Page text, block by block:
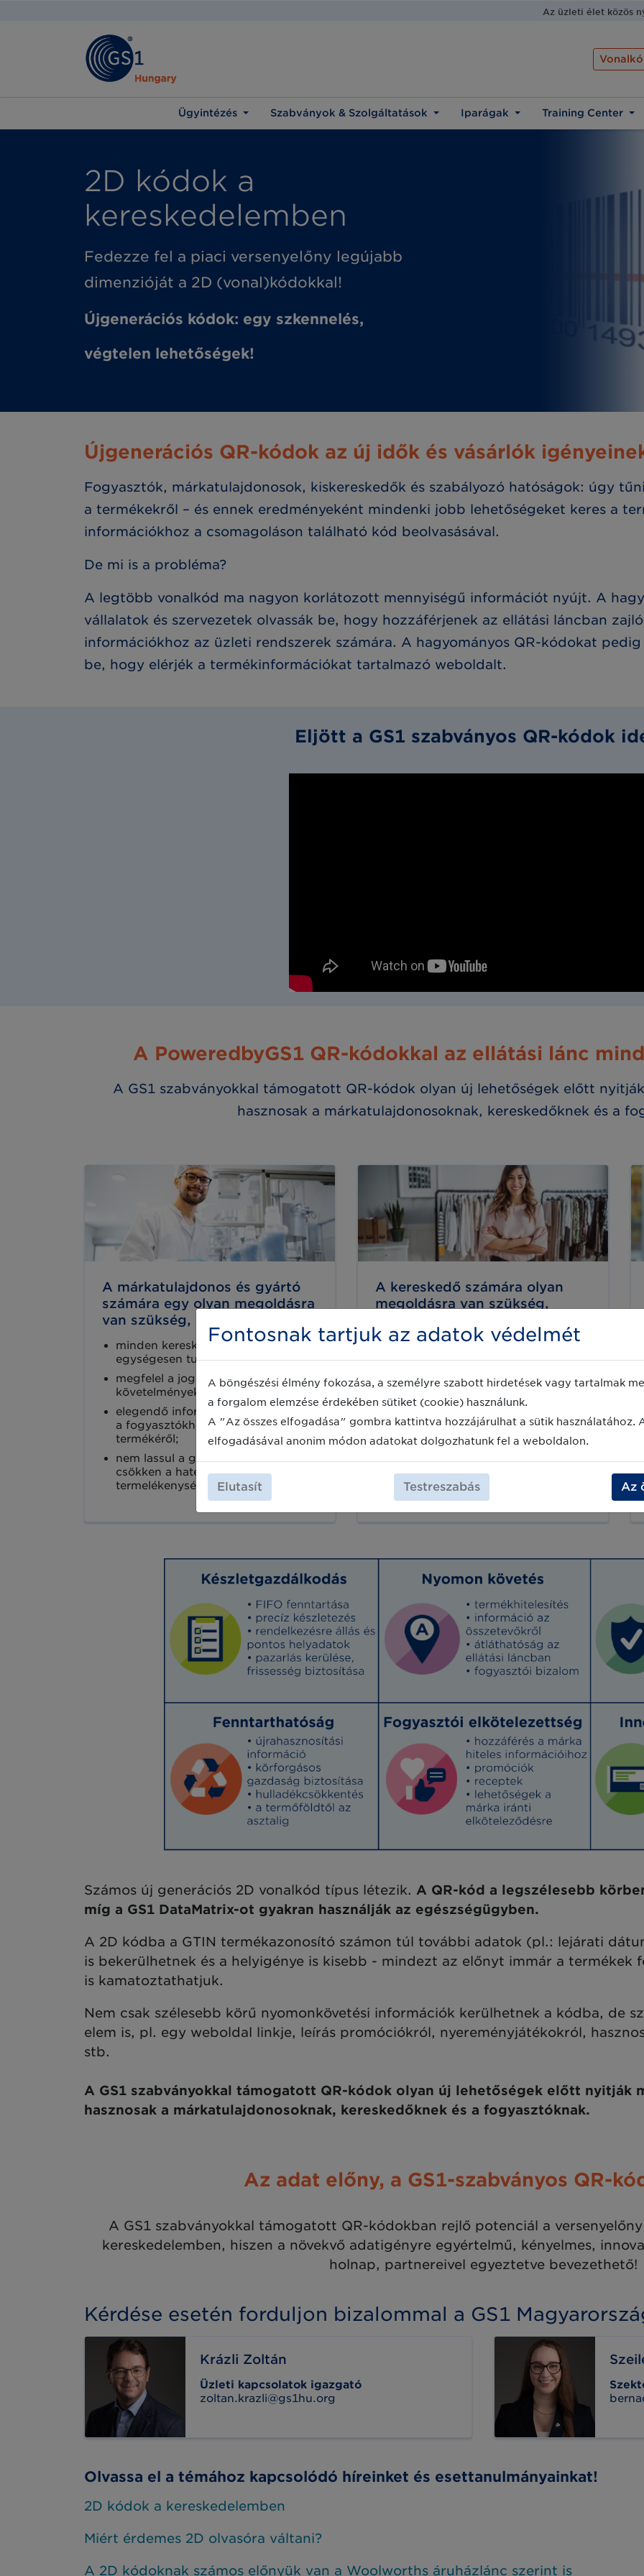
Az üzleti élet közös
Ügyintézés Szabványok & Szolgáltatások Iparágak Training Center
2D kódok a
kereskedelemben
Fedezze fel a piaci versenyelőny legújabb
dimenzióját a 2D (vonal)kódokkal!
Újgenerációs kódok: egy szkennelés,
végtelen lehetőségek!
Újgenerációs QR-kódok az új idők és vásárlók
Fogyasztók, márkatulajdonosok, kiskereskedők és szabályozó hatóságok: úgy
a termékekről – és ennek eredményeként mindenki jobb lehetőségeket keres a
információkhoz a csomagoláson található kód beolvasásával.
De mi is a probléma?
A legtöbb vonalkód ma nagyon korlátozott mennyiségű információt nyújt. A
vállalatok és szervezetek olvassák be, hogy hozzáférjenek az ellátási láncban
információkhoz az üzleti rendszerek számára. A hagyományos QR-kódokat
be, hogy elérjék a termékinformációkat tartalmazó weboldalt.
Eljött a GS1 szabványos QR-kódok
A PoweredbyGS1 QR-kódokkal az ellátási lánc
A GS1 szabványokkal támogatott QR-kódok olyan új lehetőségek előtt
hasznosak a márkatulajdonosoknak, kereskedőknek és a
A márkatulajdonos és gyártó
számára egy olyan megoldásra
van szükség, amivel:
minden kereskedelmi partnere felé
egységesen tud szállítani;
megfelel a jogszabályi
követelményeknek;
elegendő információt tud eljuttatni
a fogyasztókhoz a márkájáról és a
termékéről;
nem lassul a gyártási folyamat, nem
csökken a hatékonyság és a
termelékenység.
A kereskedő számára olyan
megoldásra van szükség,
minden beszállítójától egységesen
azonosított termékeket fogadhat;
fenntartja a gyors és sikeres
szkenneléseket a raktárban és a
pénztárnál;
megfelel a jogszabályi
követelményeknek;
a fogyasztóknak is könnyen
elérhető információt tud biztosítani
a termékekről.
Számos új generációs 2D vonalkód típus létezik. A QR-kód a legszélesebb
míg a GS1 DataMatrix-ot gyakran használják az egészségügyben.
A 2D kódba a GTIN termékazonosító számon túl további adatok (pl.: lejárati
is bekerülhetnek és a helyigénye is kisebb - mindezt az előnyt immár a termékek
is kamatoztathatjuk.
Nem csak szélesebb körű nyomonkövetési információk kerülhetnek a kódba, de
elem is, pl. egy weboldal linkje, leírás promóciókról, nyereményjátékokról,
stb.
A GS1 szabványokkal támogatott QR-kódok olyan új lehetőségek előtt nyitják
hasznosak a márkatulajdonosoknak, kereskedőknek és a fogyasztóknak.
Az adat előny, a GS1-szabványos QR-
A GS1 szabványokkal támogatott QR-kódokban rejlő potenciál a
kereskedelemben, hiszen a növekvő adatigényre egyértelmű, kényelmes,
holnap, partnereivel egyeztetve bevezethető!
Kérdése esetén forduljon bizalommal a GS1
Krázli Zoltán
Üzleti kapcsolatok igazgató
zoltan.krazli@gs1hu.org
Olvassa el a témához kapcsolódó híreinket és esettanulmányainkat!
2D kódok a kereskedelemben
Miért érdemes 2D olvasóra váltani?
A 2D kódoknak számos előnyük van a Woolworths áruházlánc szerint is
Fontosnak tartjuk az adatok védelmét
A böngészési élmény fokozása, a személyre szabott hirdetések vagy tartalmak
a forgalom elemzése érdekében sütiket (cookie) használunk.
A "Az összes elfogadása" gombra kattintva hozzájárulhat a sütik használatához.
elfogadásával anonim módon adatokat dolgozhatunk fel a weboldalon.
Elutasít Testreszabás Az